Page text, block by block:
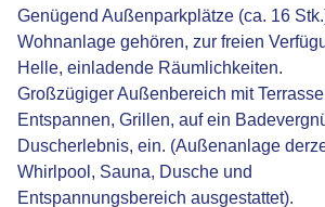
Genügend Außenparkplätze (ca. 16
Wohnanlage gehören, zur freien
Helle, einladende Räumlichkeiten.
Großzügiger Außenbereich mit
Entspannen, Grillen, auf ein
Duscherlebnis, ein. (Außenanlage
Whirlpool, Sauna, Dusche und
Entspannungsbereich ausgestattet).